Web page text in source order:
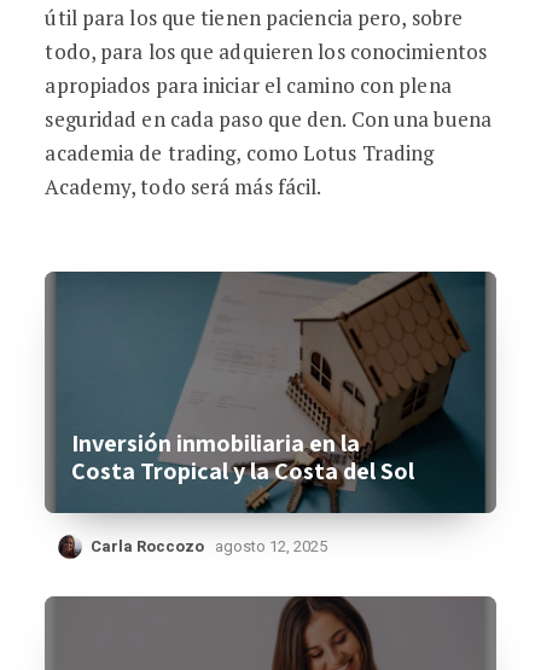
útil para los que tienen paciencia pero, sobre
todo, para los que adquieren los conocimientos
apropiados para iniciar el camino con plena
seguridad en cada paso que den. Con una buena
academia de trading, como Lotus Trading
Academy, todo será más fácil.
Inversión inmobiliaria en la
Costa Tropical y la Costa del Sol
Carla Roccozo agosto 12, 2025